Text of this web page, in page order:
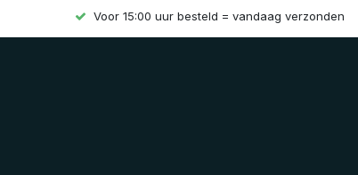
Voor 15:00 uur besteld = vandaag verzonden